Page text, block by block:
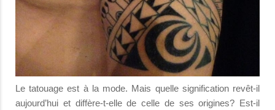
Le tatouage est à la mode. Mais quelle signification revêt-il
aujourd’hui et diffère-t-elle de celle de ses origines? Est-il